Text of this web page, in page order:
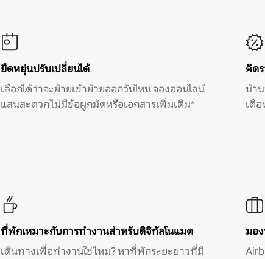
ยืดหยุ่นปรับเปลี่ยนได้
เลือกได้ว่าจะย้ายเข้าย้ายออกวันไหน จองออนไลน์
แสนสะดวก ไม่มีข้อผูกมัดหรือเอกสารเพิ่มเติม*
คิด
บ้า
เดื
ที่พักเหมาะกับการทำงานสำหรับดิจิทัลโนแมด
เดินทางเพื่อทำงานใช่ไหม? หาที่พักระยะยาวที่มี
มอ